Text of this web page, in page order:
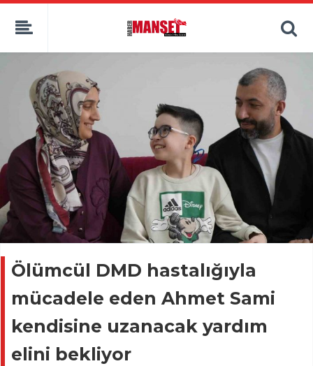
Ölümcül DMD hastalığıyla
mücadele eden Ahmet Sami
kendisine uzanacak yardım
elini bekliyor